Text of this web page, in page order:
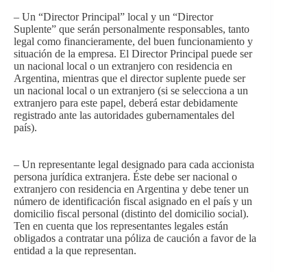
– Un “Director Principal” local y un “Director
Suplente” que serán personalmente responsables, tanto
legal como financieramente, del buen funcionamiento y
situación de la empresa. El Director Principal puede ser
un nacional local o un extranjero con residencia en
Argentina, mientras que el director suplente puede ser
un nacional local o un extranjero (si se selecciona a un
extranjero para este papel, deberá estar debidamente
registrado ante las autoridades gubernamentales del
país).
– Un representante legal designado para cada accionista
persona jurídica extranjera. Éste debe ser nacional o
extranjero con residencia en Argentina y debe tener un
número de identificación fiscal asignado en el país y un
domicilio fiscal personal (distinto del domicilio social).
Ten en cuenta que los representantes legales están
obligados a contratar una póliza de caución a favor de la
entidad a la que representan.